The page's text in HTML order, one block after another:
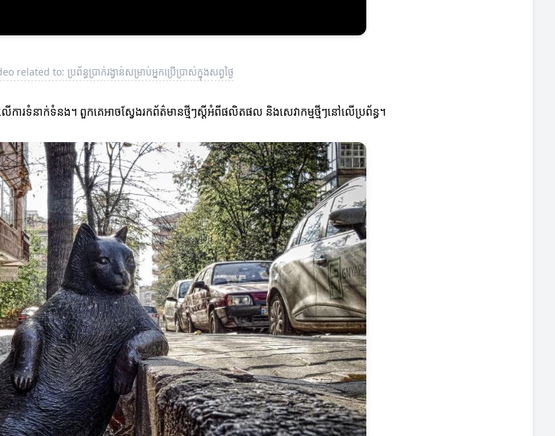
related to: ប្រព័ន្ធប្រាក់រង្វាន់សម្រាប់អ្នកប្រើប្រាស់ក្នុងសព្វថ្ងៃ
ការទំនាក់ទំនង។ ពួកគេអាចស្វែងរកព័ត៌មានថ្មីៗស្ដីអំពីផលិតផល និងសេវាកម្មថ្មីៗនៅលើប្រព័ន្ធ។